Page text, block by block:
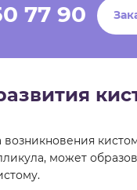
77 90
может